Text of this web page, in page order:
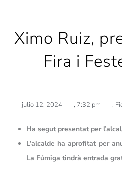
Ximo Ruiz,
Fira i
julio 12, 2024 , 7:32 pm ,
Ha segut presentat per
L’alcalde ha aprofitat per
La Fúmiga tindrà entrada